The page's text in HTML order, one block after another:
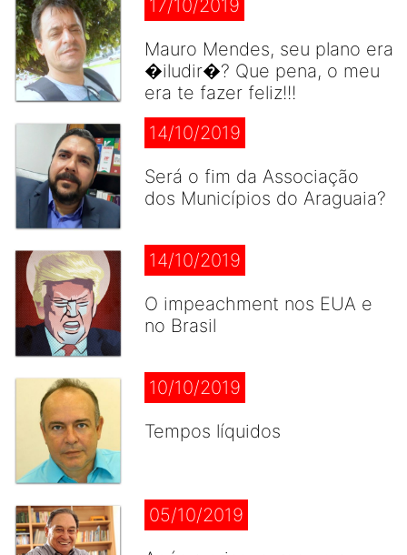
17/10/2019
Mauro Mendes, seu plano era
�iludir�? Que pena, o meu
era te fazer feliz!!!
14/10/2019
Será o fim da Associação
dos Municípios do Araguaia?
14/10/2019
O impeachment nos EUA e
no Brasil
10/10/2019
Tempos líquidos
05/10/2019